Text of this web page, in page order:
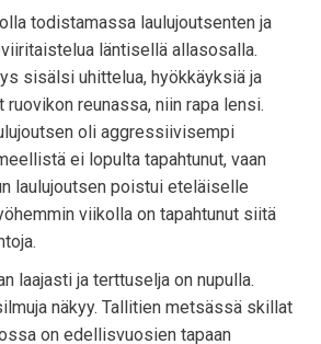
todistamassa laulujoutsenten ja
läntisellä allasosalla.
sisälsi uhittelua, hyökkäyksiä ja
ruovikon reunassa, niin rapa lensi.
oli aggressiivisempi
ei lopulta tapahtunut, vaan
laulujoutsen poistui eteläiselle
viikolla on tapahtunut siitä
laajasti ja terttuselja on nupulla.
näkyy. Tallitien metsässä skillat
on edellisvuosien tapaan